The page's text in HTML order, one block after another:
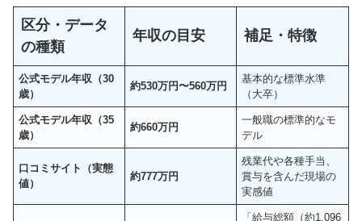
区分・データ
の種類
年収の目安 補足・特徴
公式モデル年収（30
歳）
約530万円〜560万円
基本的な標準水準
（大卒）
公式モデル年収（35
歳）
約660万円
一般職の標準的なモ
デル
口コミサイト（実態
値）
約777万円
残業代や各種手当、
賞与を含んだ現場の
実感値
「給与総額（約1,096